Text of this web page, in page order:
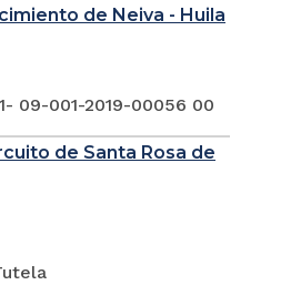
de Neiva - Huila
09-001-2019-00056 00
de Santa Rosa de